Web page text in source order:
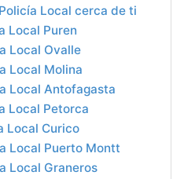
Local cerca de ti
Local Puren
Local Ovalle
Local Molina
Local Antofagasta
Local Petorca
Local Curico
Local Puerto Montt
Local Graneros